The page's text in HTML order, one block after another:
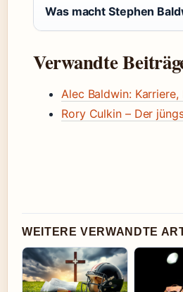
Was macht Stephen
Verwandte
Alec Baldwin:
Rory Culkin – Der
WEITERE VERWANDTE